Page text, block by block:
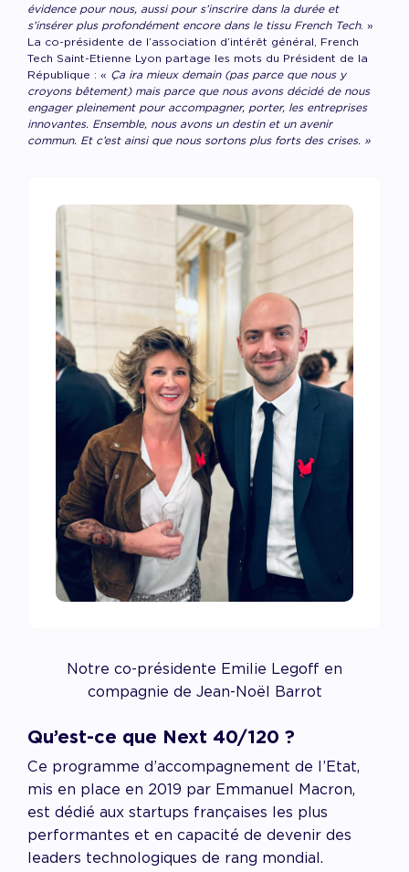
évidence pour nous, aussi pour s’inscrire dans la durée et
s’insérer plus profondément encore dans le tissu French Tech. »
La co-présidente de l’association d’intérêt général, French
Tech Saint-Etienne Lyon partage les mots du Président de la
République : « Ça ira mieux demain (pas parce que nous y
croyons bêtement) mais parce que nous avons décidé de nous
engagerpleinement pour accompagner, porter, les entreprises
innovantes. Ensemble, nous avons un destin et un avenir
commun. Et c’est ainsi que nous sortons plus forts des crises. »
Notre co-présidente Emilie Legoff en
compagnie de Jean-Noël Barrot
Qu’est-ce que Next 40/120 ?
Ce programme d’accompagnement de l’Etat,
mis en place en 2019 par Emmanuel Macron,
est dédié aux startups françaises les plus
performantes et en capacité de devenir des
leaders technologiques de rang mondial.